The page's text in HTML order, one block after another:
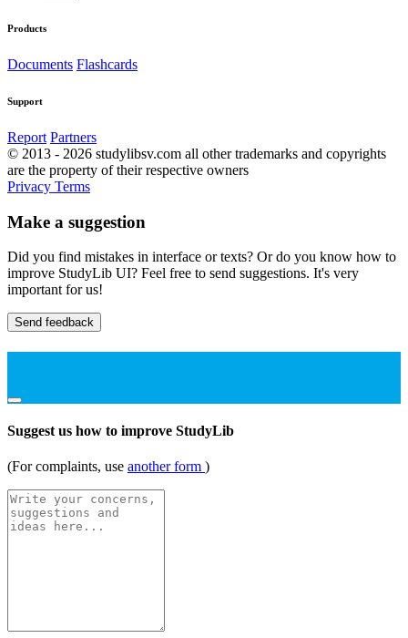
Products
Documents Flashcards
Support
Report Partners
© 2013 - 2026 studylibsv.com all other trademarks and copyrights
are the property of their respective owners
Privacy Terms
Make a suggestion
Did you find mistakes in interface or texts? Or do you know how to
improve StudyLib UI? Feel free to send suggestions. It's very
important for us!
Send feedback
Suggest us how to improve StudyLib
(For complaints, use another form )